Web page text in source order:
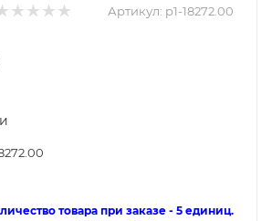
Артикул: p1-18272.00
товара при заказе - 5 единиц.